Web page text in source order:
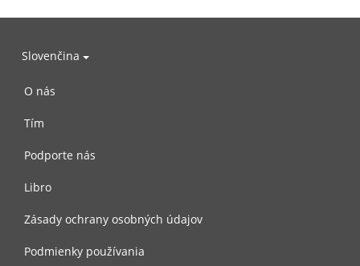
Slovenčina
O nás
Tím
Podporte nás
Libro
Zásady ochrany osobných údajov
Podmienky používania